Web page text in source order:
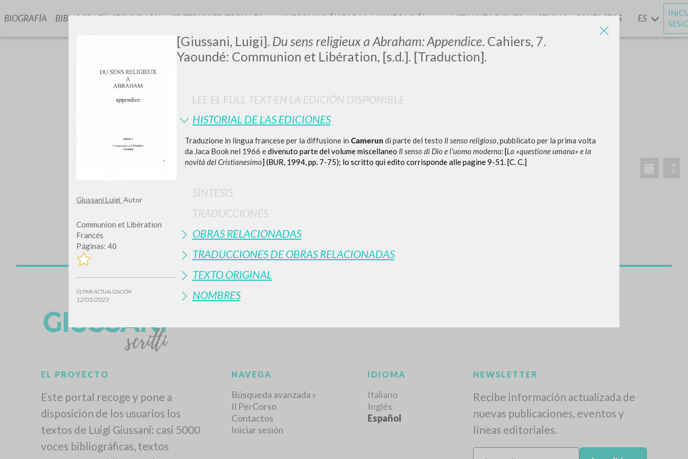
Giussani Luigi Autor
Communion et Libération
Francés
Páginas: 40
ÚLTIMA ACTUALIZACIÓN
12/01/2023
[Giussani, Luigi]. Du sens religieux a Abraham: Appendice. Cahiers, 7.
Yaoundé: Communion et Libération, [s.d.]. [Traduction].
LEE EL FULL TEXT EN LA EDICIÓN DISPONIBLE
HISTORIAL DE LAS EDICIONES
Traduzione in lingua francese per la diffusione in Camerun di parte del testo Il senso religioso, pubblicato per la prima volta
da Jaca Book nel 1966 edivenuto parte del volume miscellaneo Il senso di Dio e l’uomo moderno:[La «questione umana» e la
novità del Cristianesimo] (BUR, 1994, pp. 7-75); lo scritto qui edito corrisponde alle pagine 9-51. [C. C.]
SÍNTESIS
TRADUCCIONÉS
OBRAS RELACIONADAS
TRADUCCIONES DE OBRAS RELACIONADAS
TEXTO ORIGINAL
NOMBRES
BIOGRAFÍA BIBLIOGRAFÍA SECUNDARIA CRITERIOS EDITORIALES INFORMACIÓN PARA LA NAVEGACIÓN ACTUALIZACIONESYNOTICIAS CONTACTOS ES
0DOCUMENTOS ENCONTRADOS
Ver detalles por tipo
TIPOLOGÍA IDIOMA AUTOR AÑO ACTIVIDADES RECIENTES
A
Z
EL PROYECTO
Este portal recoge y pone a
disposición de los usuarios los
textos de Luigi Giussani: casi 5000
voces bibliográficas, textos
NAVEGA
Búsqueda avanzada »
Il PerCorso
Contactos
Iniciar sesión
IDIOMA
Italiano
Inglés
Español
NEWSLETTER
Recibe información actualizada de
nuevas publicaciones, eventos y
líneas editoriales.